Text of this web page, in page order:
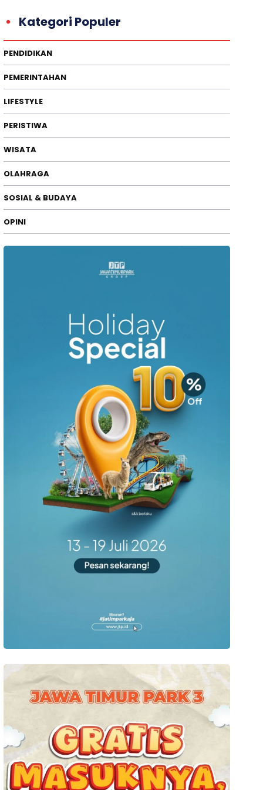
Kategori Populer
PENDIDIKAN
PEMERINTAHAN
LIFESTYLE
PERISTIWA
WISATA
OLAHRAGA
SOSIAL & BUDAYA
OPINI